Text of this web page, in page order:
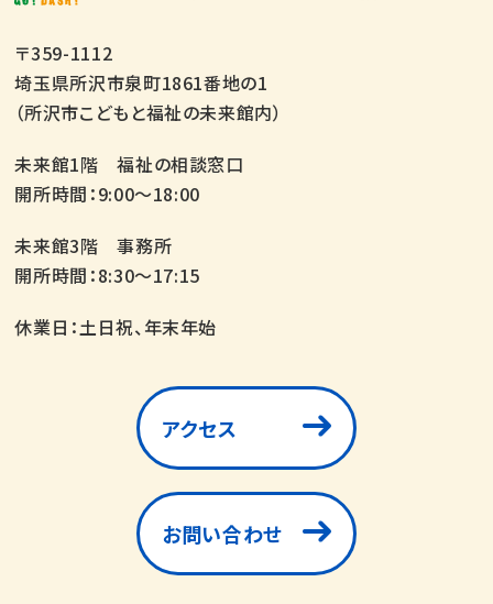
〒359-1112
埼玉県所沢市泉町1861番地の1
（所沢市こどもと福祉の未来館内）
未来館1階 福祉の相談窓口
開所時間：9:00～18:00
未来館3階 事務所
開所時間：8:30～17:15
休業日：土日祝、年末年始
アクセス
お問い合わせ